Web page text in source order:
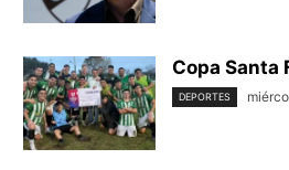
Copa Santa
DEPORTES